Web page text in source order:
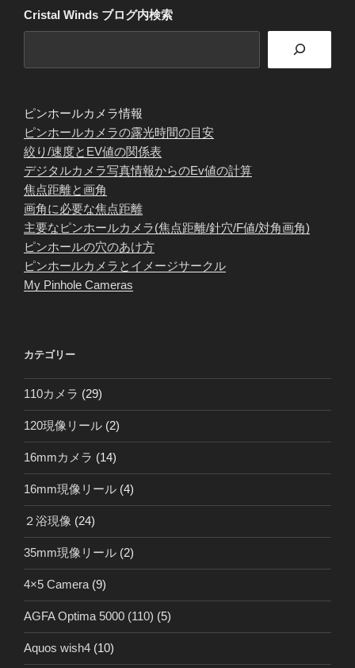
Cristal Winds ブログ内検索
ピンホールカメラ情報
ピンホールカメラの露光時間の目安
絞り/速度とEV値の関係表
デジタルカメラ写真情報からのEv値の計算
焦点距離と画角
画角に必要な焦点距離
主要なピンホールカメラ(焦点距離/針穴/F値/対角画角)
ピンホールの穴のあけ方
ピンホールカメラとイメージサークル
My Pinhole Cameras
カテゴリー
110カメラ (29)
120現像リール (2)
16mmカメラ (14)
16mm現像リール (4)
２浴現像 (24)
35mm現像リール (2)
4×5 Camera (9)
AGFA Optima 5000 (110) (5)
Aquos wish4 (10)